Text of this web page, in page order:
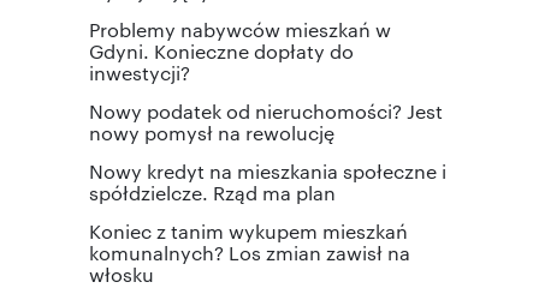
Problemy nabywców mieszkań w
Gdyni. Konieczne dopłaty do
inwestycji?
Nowy podatek od nieruchomości? Jest
nowy pomysł na rewolucję
Nowy kredyt na mieszkania społeczne i
spółdzielcze. Rząd ma plan
Koniec z tanim wykupem mieszkań
komunalnych? Los zmian zawisł na
włosku